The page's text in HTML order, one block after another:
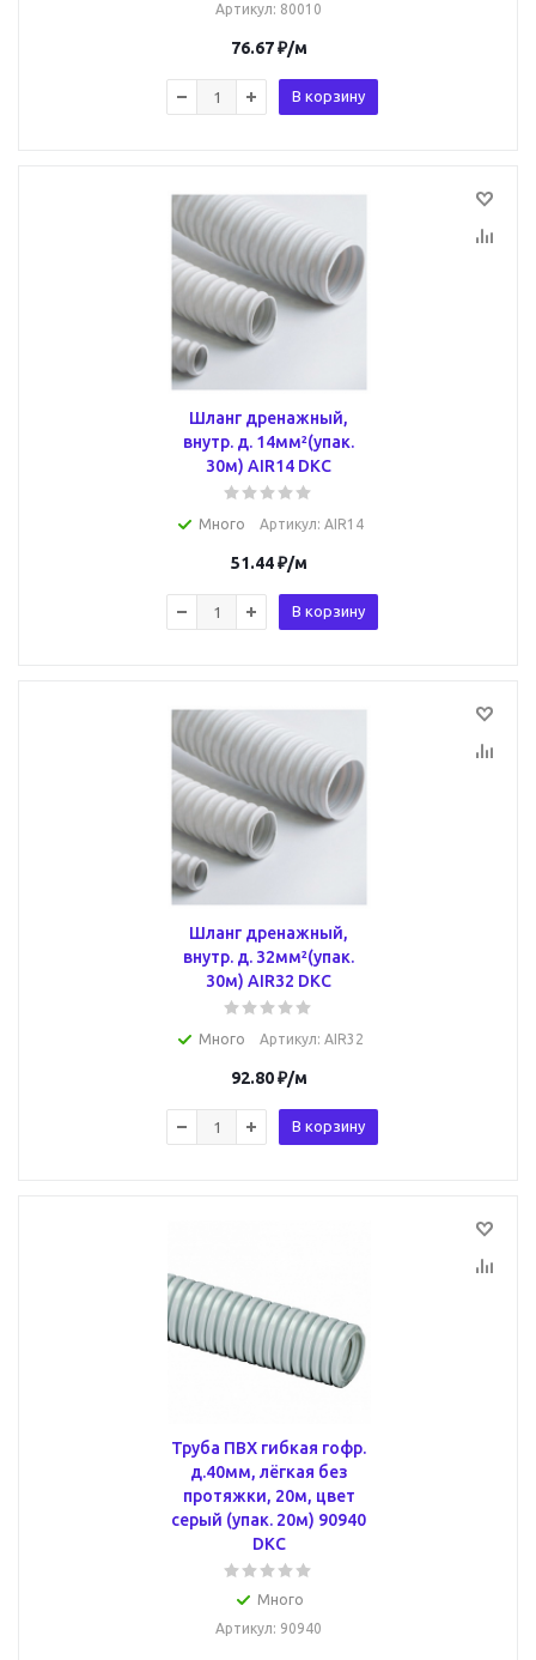
Артикул: 80010
76.67₽/м
В корзину
Шланг дренажный,
внутр. д. 14мм²(упак.
30м) AIR14 DKC
Много Артикул: AIR14
51.44₽/м
В корзину
Шланг дренажный,
внутр. д. 32мм²(упак.
30м) AIR32 DKC
Много Артикул: AIR32
92.80₽/м
В корзину
Труба ПВХ гибкая гофр.
д.40мм, лёгкая без
протяжки, 20м, цвет
серый (упак. 20м) 90940
DKC
Много
Артикул: 90940